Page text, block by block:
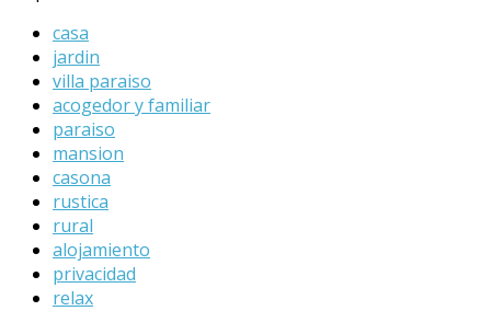
casa
jardin
villa paraiso
acogedor y familiar
paraiso
mansion
casona
rustica
rural
alojamiento
privacidad
relax